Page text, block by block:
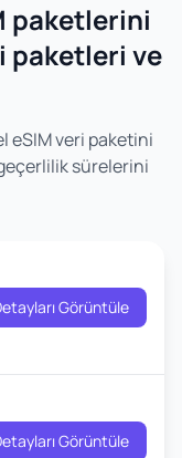
paketlerini
paketleri ve
eSIM veri paketini
sürelerini
Görüntüle
Görüntüle